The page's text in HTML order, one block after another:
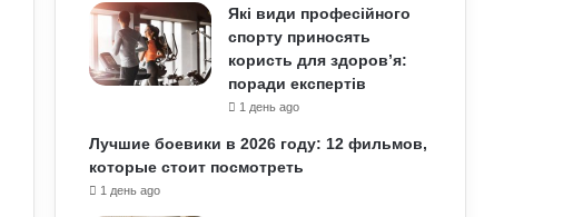
Які види професійного
спорту приносять
користь для здоров’я:
поради експертів
1 день ago
Лучшие боевики в 2026 году: 12 фильмов,
которые стоит посмотреть
1 день ago